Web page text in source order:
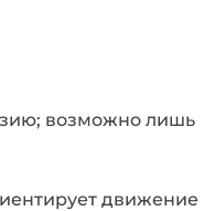
возможно лишь
движение